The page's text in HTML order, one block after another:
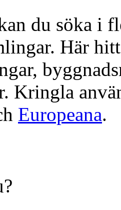
du söka i
Här
Kringla
Europeana.